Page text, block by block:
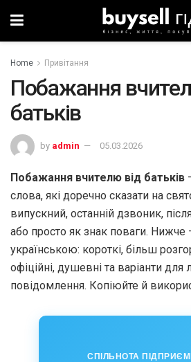
Home Привітання
Побажання
батьків
by admin 05.03.2026
Побажання вчителю від батьків
слова, які доречно сказати на
випускний, останній дзвоник,
або просто як знак поваги. Нижче
українською: короткі, більш
офіційні, душевні та варіанти для
повідомлення. Копіюйте й
СПІЛЬНОТА